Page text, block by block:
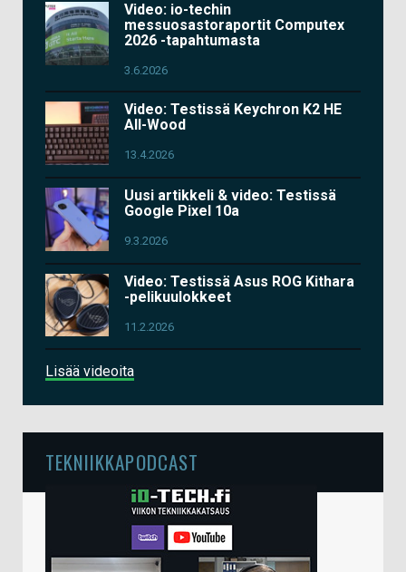
Video: io-techin
messuosastoraportit Computex
2026 -tapahtumasta
3.6.2026
Video: Testissä Keychron K2 HE
All-Wood
13.4.2026
Uusi artikkeli & video: Testissä
Google Pixel 10a
9.3.2026
Video: Testissä Asus ROG Kithara
-pelikuulokkeet
11.2.2026
Lisää videoita
TEKNIIKKAPODCAST